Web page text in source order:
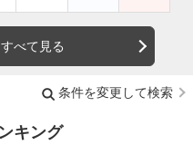
べて見る
条件を変更して検索
キング